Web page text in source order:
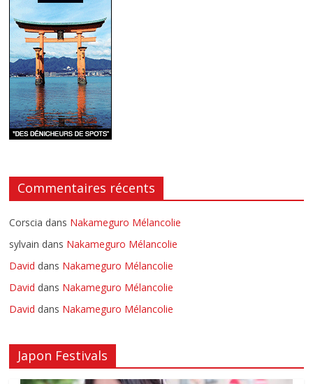
Commentaires récents
Corscia dans Nakameguro Mélancolie
sylvain dans Nakameguro Mélancolie
David dans Nakameguro Mélancolie
David dans Nakameguro Mélancolie
David dans Nakameguro Mélancolie
Japon Festivals